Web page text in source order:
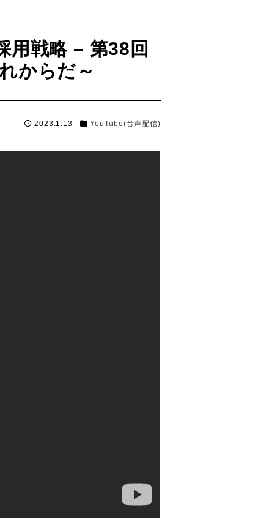
用戦略 – 第38回
からだ～
2023.1.13 YouTube(音声配信)